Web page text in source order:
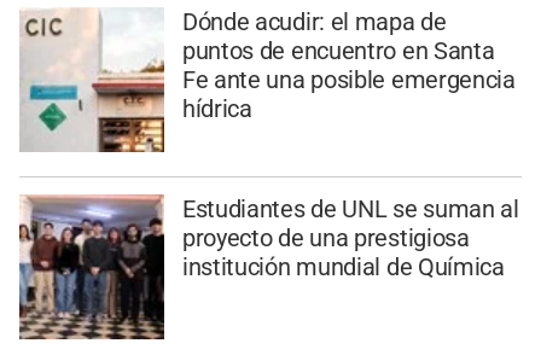
Dónde acudir: el mapa de
puntos de encuentro en Santa
Fe ante una posible emergencia
hídrica
Estudiantes de UNL se suman al
proyecto de una prestigiosa
institución mundial de Química